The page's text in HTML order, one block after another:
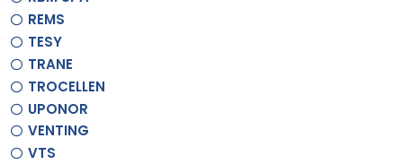
REMS
TESY
TRANE
TROCELLEN
UPONOR
VENTING
VTS